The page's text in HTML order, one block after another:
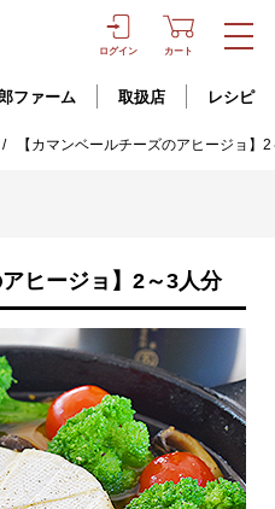
ログイン カート
ファーム 取扱店 レシピ
/ 【カマンベールチーズのアヒージョ】
ヒージョ】2～3人分